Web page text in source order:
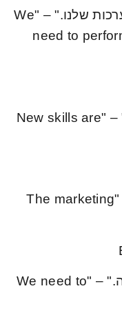
"עלינו לבצע תחזוקה שוטפת למערכות שלנו." – "We
need to
"דרושים כישורים חדשים לצוות." – "New skills are
"הקמפיין השיווקי היה מוצלח." – "The marketing
"עלינו לכתוב תכנית עסקית ברורה." – "We need to